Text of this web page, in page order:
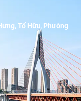
Tố Hữu, Phường